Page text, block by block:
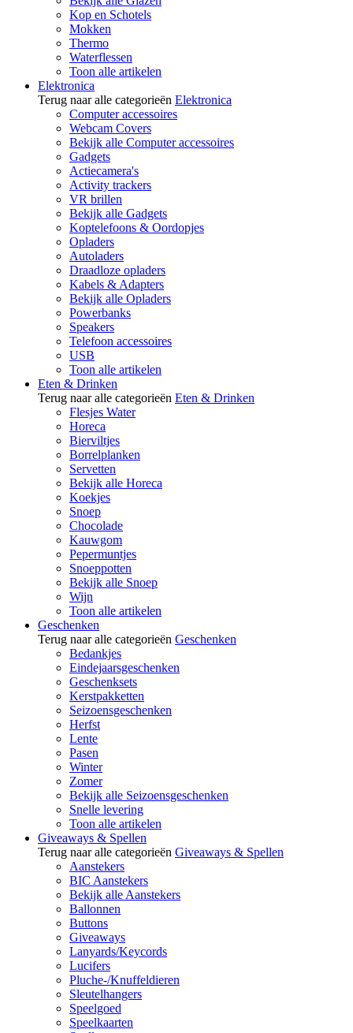
Kop en Schotels
Mokken
Thermo
Waterflessen
Toon alle artikelen
Elektronica
Terug naar alle categorieën Elektronica
Computer accessoires
Webcam Covers
Bekijk alle Computer accessoires
Gadgets
Actiecamera's
Activity trackers
VR brillen
Bekijk alle Gadgets
Koptelefoons & Oordopjes
Opladers
Autoladers
Draadloze opladers
Kabels & Adapters
Bekijk alle Opladers
Powerbanks
Speakers
Telefoon accessoires
USB
Toon alle artikelen
Eten & Drinken
Terug naar alle categorieën Eten & Drinken
Flesjes Water
Horeca
Bierviltjes
Borrelplanken
Servetten
Bekijk alle Horeca
Koekjes
Snoep
Chocolade
Kauwgom
Pepermuntjes
Snoeppotten
Bekijk alle Snoep
Wijn
Toon alle artikelen
Geschenken
Terug naar alle categorieën Geschenken
Bedankjes
Eindejaarsgeschenken
Geschenksets
Kerstpakketten
Seizoensgeschenken
Herfst
Lente
Pasen
Winter
Zomer
Bekijk alle Seizoensgeschenken
Snelle levering
Toon alle artikelen
Giveaways & Spellen
Terug naar alle categorieën Giveaways & Spellen
Aanstekers
BIC Aanstekers
Bekijk alle Aanstekers
Ballonnen
Buttons
Giveaways
Lanyards/Keycords
Lucifers
Pluche-/Knuffeldieren
Sleutelhangers
Speelgoed
Speelkaarten